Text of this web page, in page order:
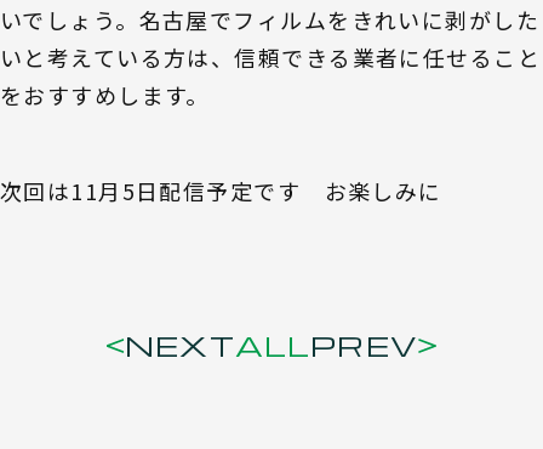
いでしょう。名古屋でフィルムをきれいに剥がした
いと考えている方は、信頼できる業者に任せること
をおすすめします。
次回は11月5日配信予定です お楽しみに
NEXTALLPREV